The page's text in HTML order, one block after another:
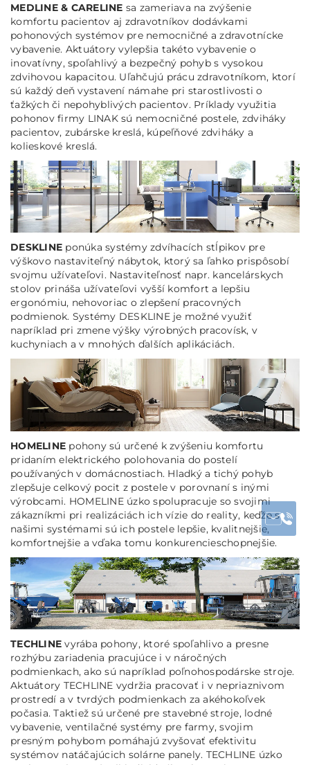
MEDLINE & CARELINE sa zameriava na zvýšenie
komfortu pacientov aj zdravotníkov dodávkami
pohonových systémov pre nemocničné a zdravotnícke
vybavenie. Aktuátory vylepšia takéto vybavenie o
inovatívny, spoľahlivý a bezpečný pohyb s vysokou
zdvihovou kapacitou. Uľahčujú prácu zdravotníkom, ktorí
sú každý deň vystavení námahe pri starostlivosti o
ťažkých či nepohyblivých pacientov. Príklady využitia
pohonov firmy LINAK sú nemocničné postele, zdviháky
pacientov, zubárske kreslá, kúpeľňové zdviháky a
kolieskové kreslá.
DESKLINE ponúka systémy zdvíhacích stĺpikov pre
výškovo nastaviteľný nábytok, ktorý sa ľahko prispôsobí
svojmu užívateľovi. Nastaviteľnosť napr. kancelárskych
stolov prináša užívateľovi vyšší komfort a lepšiu
ergonómiu, nehovoriac o zlepšení pracovných
podmienok. Systémy DESKLINE je možné využiť
napríklad pri zmene výšky výrobných pracovísk, v
kuchyniach a v mnohých ďalších aplikáciách.
HOMELINE pohony sú určené k zvýšeniu komfortu
pridaním elektrického polohovania do postelí
používaných v domácnostiach. Hladký a tichý pohyb
zlepšuje celkový pocit z postele v porovnaní s inými
výrobcami. HOMELINE úzko spolupracuje so svojimi
zákazníkmi pri realizáciách ich vízie do reality, keďže s
našimi systémami sú ich postele lepšie, kvalitnejšie,
komfortnejšie a vďaka tomu konkurencieschopnejšie.
TECHLINE vyrába pohony, ktoré spoľahlivo a presne
rozhýbu zariadenia pracujúce i v náročných
podmienkach, ako sú napríklad poľnohospodárske stroje.
Aktuátory TECHLINE vydržia pracovať i v nepriaznivom
prostredí a v tvrdých podmienkach za akéhokoľvek
počasia. Taktiež sú určené pre stavebné stroje, lodné
vybavenie, ventilačné systémy pre farmy, svojim
presným pohybom pomáhajú zvyšovať efektivitu
systémov natáčajúcich solárne panely. TECHLINE úzko